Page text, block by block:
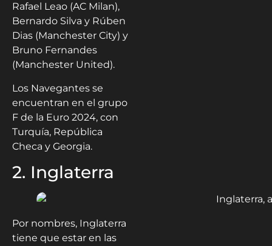
Rafael Leao (AC Milan),
Bernardo Silva y Rúben
Dias (Manchester City) y
Bruno Fernandes
(Manchester United).
Los Navegantes se
encuentran en el grupo
F de la Euro 2024, con
Turquía, República
Checa y Georgia.
2. Inglaterra
Por nombres, Inglaterra
tiene que estar en las